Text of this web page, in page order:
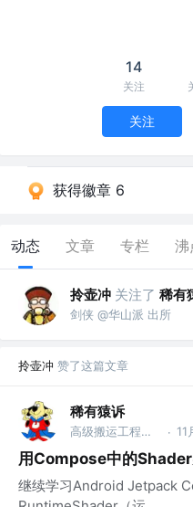
14
关注
关注
获得徽章 6
动态 文章 专栏 沸
拎壶冲 关注了 稀有
剑侠 @华山派 出所
拎壶冲 赞了这篇文章
稀有猿诉
高级搬运工程师 @稀有猿诉 · 11
用Compose中的
继续学习Android Jetpack